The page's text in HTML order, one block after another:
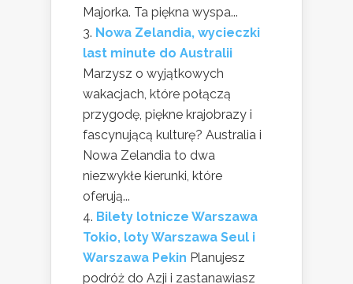
Majorka. Ta piękna wyspa...
Nowa Zelandia, wycieczki
last minute do Australii
Marzysz o wyjątkowych
wakacjach, które połączą
przygodę, piękne krajobrazy i
fascynującą kulturę? Australia i
Nowa Zelandia to dwa
niezwykłe kierunki, które
oferują...
Bilety lotnicze Warszawa
Tokio, loty Warszawa Seul i
Warszawa Pekin Planujesz
podróż do Azji i zastanawiasz